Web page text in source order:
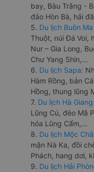
bay, Bàu Trắng -
đảo Hòn Bà, hải
5. Du lịch Buôn
Thuột, núi Đá Voi,
Nur – Gia Long,
Chư Yang Shin,...
6. Du lịch Sapa:
Hàm Rồng, bản
Hồng, thung lũng
7. Du lịch Hà Giang:
Lũng Cú, đèo Mã
hóa Lũng Cẩm,...
8. Du lịch Mộc
mận Nà Ka, đồi
Phách, hang dơi,
9. Du lịch Hải